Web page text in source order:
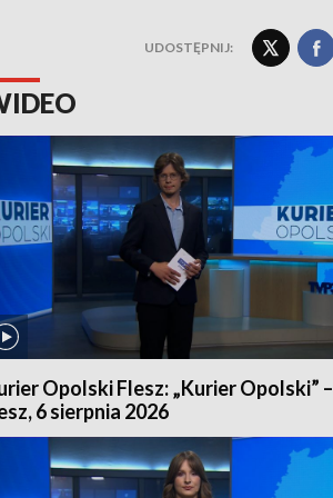
UDOSTĘPNIJ:
Opolski Flesz: „Kurier Opolski” –
6 sierpnia 2026